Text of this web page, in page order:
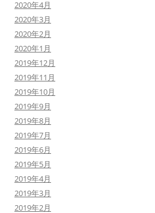
2020年4月
2020年3月
2020年2月
2020年1月
2019年12月
2019年11月
2019年10月
2019年9月
2019年8月
2019年7月
2019年6月
2019年5月
2019年4月
2019年3月
2019年2月